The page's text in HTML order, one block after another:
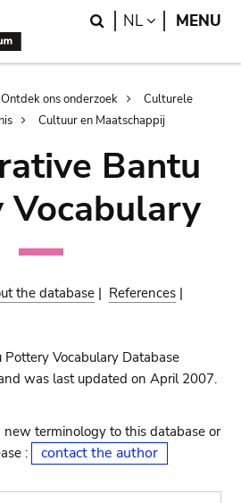
Search
NL LANGUAGE
MENU
Ontdek ons onderzoek
Culturele
Cultuur en Maatschappij
Bantu
Vocabulary
the database | References |
Vocabulary Database
was last updated on April 2007.
terminology to this database or
:
contact the author